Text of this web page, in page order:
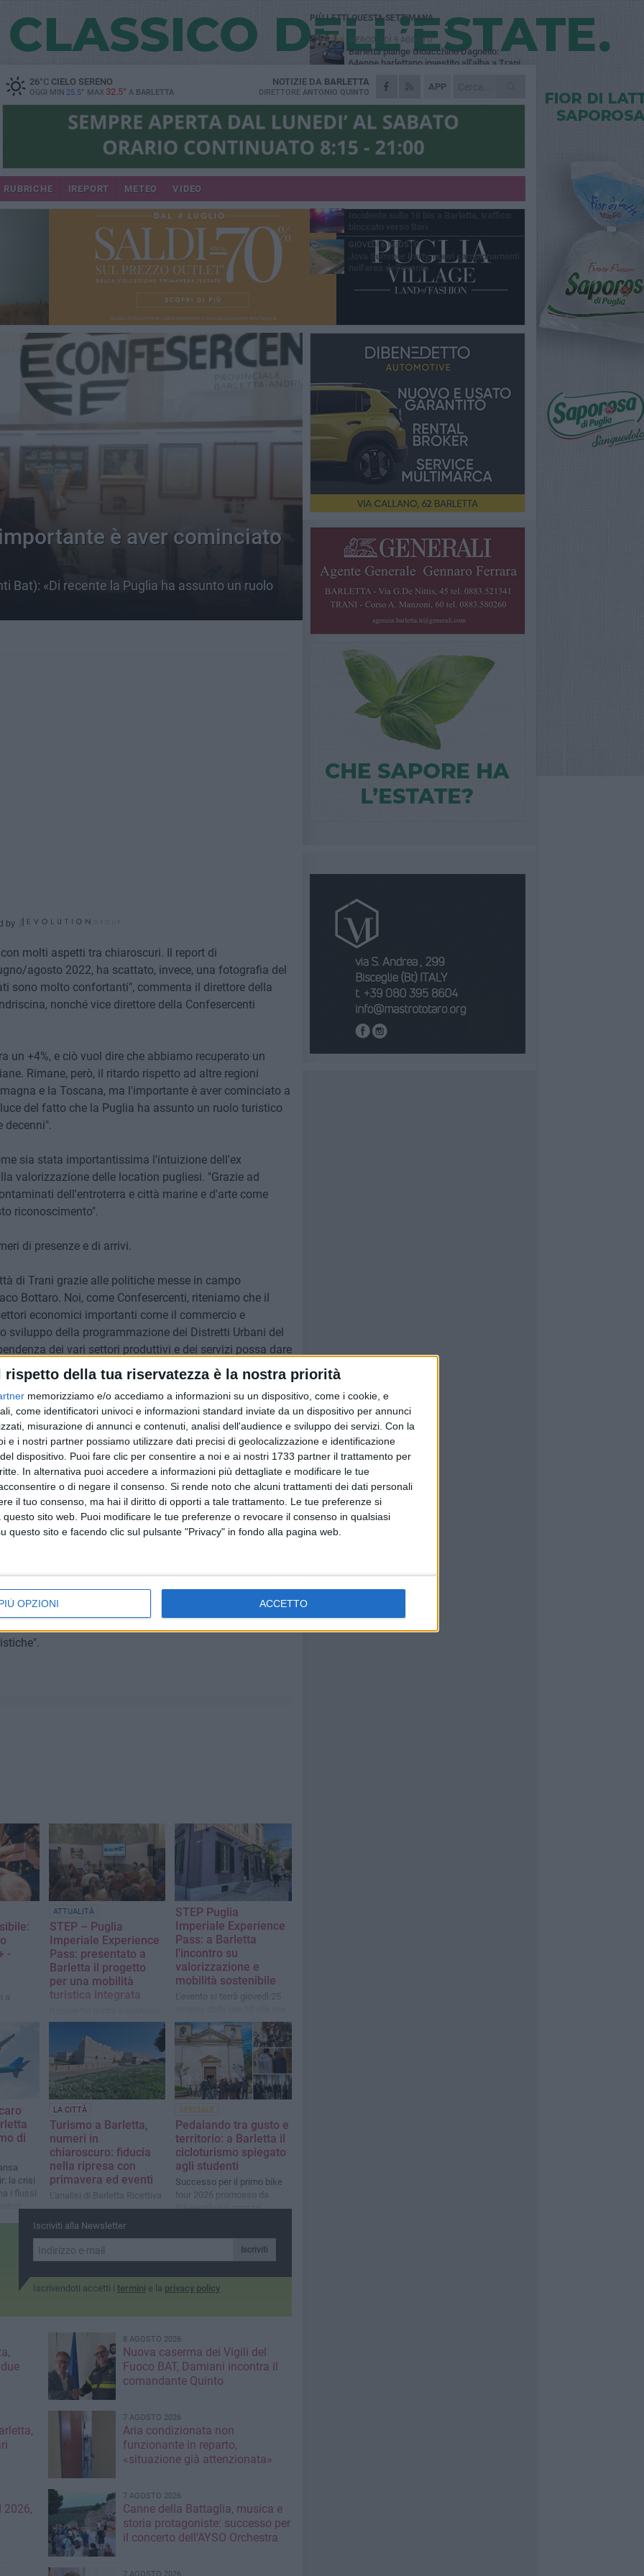
rispetto della tua riservatezza è la nostra priorità
memorizziamo e/o accediamo a informazioni su un dispositivo, come i cookie, e
come identificatori univoci e informazioni standard inviate da un dispositivo per annunci
misurazione di annunci e contenuti, analisi dell'audience e sviluppo dei servizi. Con la
e i nostri partner possiamo utilizzare dati precisi di geolocalizzazione e identificazione
dispositivo. Puoi fare clic per consentire a noi e ai nostri 1733 partner il trattamento per
In alternativa puoi accedere a informazioni più dettagliate e modificare le tue
o di negare il consenso. Si rende noto che alcuni trattamenti dei dati personali
il tuo consenso, ma hai il diritto di opporti a tale trattamento. Le tue preferenze si
sito web. Puoi modificare le tue preferenze o revocare il consenso in qualsiasi
questo sito e facendo clic sul pulsante "Privacy" in fondo alla pagina web.
OPZIONI ACCETTO
26°CCIELO SERENO
OGGI MIN 25.5° MAX 32.5° A BARLETTA
APP
NOTIZIE DA BARLETTA
DIRETTORE ANTONIO QUINTO
RUBRICHE IREPORT METEO VIDEO
è aver cominciato
Bat): «Di recente la Puglia ha assunto un ruolo
by
molti aspetti tra chiaroscuri. Il report di
agosto 2022, ha scattato, invece, una fotografia del
sono molto confortanti", commenta il direttore della
nonché vice direttore della Confesercenti
un +4%, e ciò vuol dire che abbiamo recuperato un
Rimane, però, il ritardo rispetto ad altre regioni
e la Toscana, ma l'importante è aver cominciato a
del fatto che la Puglia ha assunto un ruolo turistico
decenni".
sia stata importantissima l'intuizione dell'ex
valorizzazione delle location pugliesi. "Grazie ad
dell'entroterra e città marine e d'arte come
riconoscimento".
di presenze e di arrivi.
di Trani grazie alle politiche messe in campo
Bottaro. Noi, come Confesercenti, riteniamo che il
economici importanti come il commercio e
sviluppo della programmazione dei Distretti Urbani del
dei vari settori produttivi e dei servizi possa dare
il direttore, c'è ancora molto da lavorare anche se il
lavora più su un turismo culturale avendo città
che potrebbero fare molto di più.
inteso quale ricettività credo che non vadano
della loro programmazione.
inteso come fenomeno complesso che coinvolge
di un territorio e, come tale, non può fare a meno di un
offerta di servizi al visitatore che vanno
sicure, in cui passeggiare, divertirsi, visitare
far parte di una offerta unitaria ed integrata,
culturali, di valorizzazione di usi e costumi di cui
un unicum endogeno inarrivabile ed introvabile,
-
a
ATTUALITÀ
STEP – Puglia
Imperiale Experience
Pass: presentato a
Barletta il progetto
per una mobilità
turistica integrata
una destinazione turistica
connessa, sostenibile e
competitiva
STEP Puglia
Imperiale Experience
Pass: a Barletta
l'incontro su
valorizzazione e
mobilità sostenibile
L'evento si terrà giovedì 25
13, presso la Biblioteca Ex
Cantina Sperimentale -
Palazzina Reichlin di
Barletta
di
la crisi
i flussi
LA CITTÀ
Turismo a Barletta,
numeri in
chiaroscuro: fiducia
nella ripresa con
primavera ed eventi
L'analisi di Barletta Ricettiva
SPECIALE
Pedalando tra gusto e
territorio: a Barletta il
cicloturismo spiegato
agli studenti
Successo per il primo bike
tour 2026 promosso da
Bikerently coi ragazzi
Iscriviti alla Newsletter
Iscriviti
Iscrivendoti accetti i termini e la privacy policy
8 AGOSTO 2026
Nuova caserma dei Vigili del
Fuoco BAT, Damiani incontra il
comandante Quinto
7 AGOSTO 2026
Aria condizionata non
funzionante in reparto,
«situazione già attenzionata»
2026,
7 AGOSTO 2026
Canne della Battaglia, musica e
storia protagoniste: successo per
il concerto dell’AYSO Orchestra
PIÙ LETTI QUESTA SETTIMANA
MERCOLEDÌ 5 AGOSTO
Barletta piange Gioacchino Dagnello:
64enne barlettano investito all'alba a Trani
GIOVEDÌ 6 AGOSTO
Il ricordo di "Cecco", il benzinaio col
sorriso: «Contava i giorni che lo
separavano dalla pensione»
MERCOLEDÌ 5 AGOSTO
sopralluogo nell'area dell'evento
Beni confiscati alla mafia. Nasce il servizio
VENERDÌ 7 AGOSTO
GIOVEDÌ 6 AGOSTO
Jova Summer Party, nuovi campionamenti
nell'area dell'evento